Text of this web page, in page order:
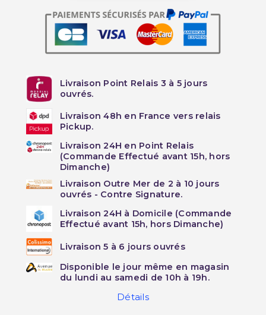
Livraison Point Relais 3 à 5 jours
ouvrés.
Livraison 48h en France vers relais
Pickup.
Livraison 24H en Point Relais
(Commande Effectué avant 15h, hors
Dimanche)
Livraison Outre Mer de 2 à 10 jours
ouvrés - Contre Signature.
Livraison 24H à Domicile (Commande
Effectué avant 15h, hors Dimanche)
Livraison 5 à 6 jours ouvrés
Disponible le jour même en magasin
du lundi au samedi de 10h à 19h.
Détails